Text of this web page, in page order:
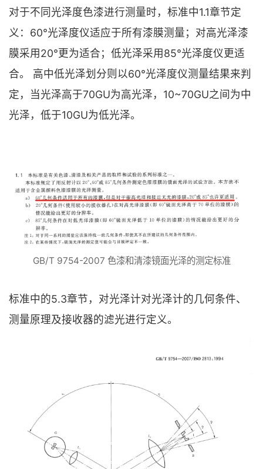
对于不同光泽度色漆进行测量时，标准中1.1章节定
义：60°光泽度仪适应于所有漆膜测量；对高光泽漆
膜采用20°更为适合；低光泽采用85°光泽度仪更适
合。 高中低光泽划分则以60°光泽度仪测量结果来判
定，当光泽高于70GU为高光泽，10~70GU之间为中
光泽，低于10GU为低光泽。
GB/T 9754-2007 色漆和清漆镜面光泽的测定标准
标准中的5.3章节，对光泽计对光泽计的几何条件、
测量原理及接收器的滤光进行定义。